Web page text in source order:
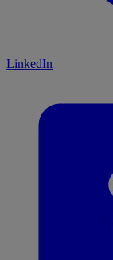
LinkedIn